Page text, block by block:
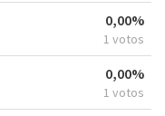
0,00%
1 votos
0,00%
1 votos